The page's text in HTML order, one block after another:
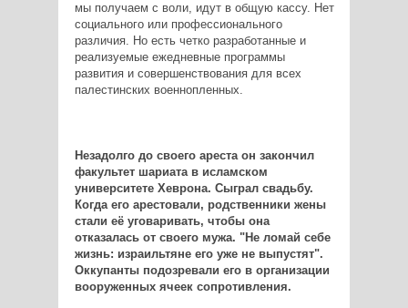
мы получаем с воли, идут в общую кассу. Нет
социального или профессионального
различия. Но есть четко разработанные и
реализуемые ежедневные программы
развития и совершенствования для всех
палестинских военнопленных.
Незадолго до своего ареста он закончил
факультет шариата в исламском
университете Хеврона. Сыграл свадьбу.
Когда его арестовали, родственники жены
стали её уговаривать, чтобы она
отказалась от своего мужа. "Не ломай себе
жизнь: израильтяне его уже не выпустят".
Оккупанты подозревали его в организации
вооруженных ячеек сопротивления.